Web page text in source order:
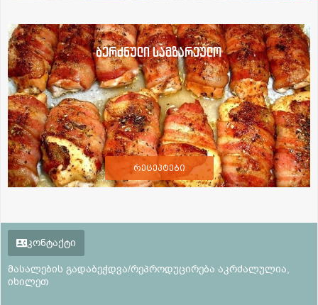
ბერძნული სამზარეულო
რეცეპტები
კონტაქტი
მასალების გადაბეჭდვა/რეპროდუცირება აკრძალულია,
იხილეთ